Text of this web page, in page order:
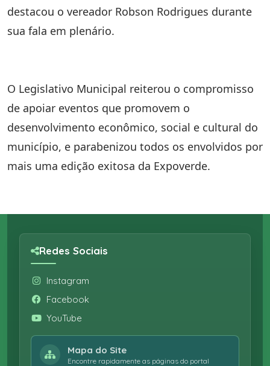
destacou o vereador Robson Rodrigues durante
sua fala em plenário.
O Legislativo Municipal reiterou o compromisso
de apoiar eventos que promovem o
desenvolvimento econômico, social e cultural do
município, e parabenizou todos os envolvidos por
mais uma edição exitosa da Expoverde.
Redes Sociais
Instagram
Facebook
YouTube
Mapa do Site
Encontre rapidamente as páginas do portal